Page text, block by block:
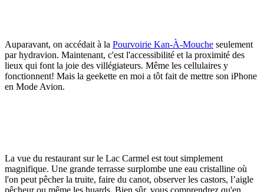
Auparavant, on accédait à la Pourvoirie Kan-À-Mouche seulement
par hydravion. Maintenant, c'est l'accessibilité et la proximité des
lieux qui font la joie des villégiateurs. Même les cellulaires y
fonctionnent! Mais la geekette en moi a tôt fait de mettre son iPhone
en Mode Avion.
La vue du restaurant sur le Lac Carmel est tout simplement
magnifique. Une grande terrasse surplombe une eau cristalline où
l'on peut pêcher la truite, faire du canot, observer les castors, l’aigle
pêcheur ou même les huards. Bien sûr, vous comprendrez qu'en